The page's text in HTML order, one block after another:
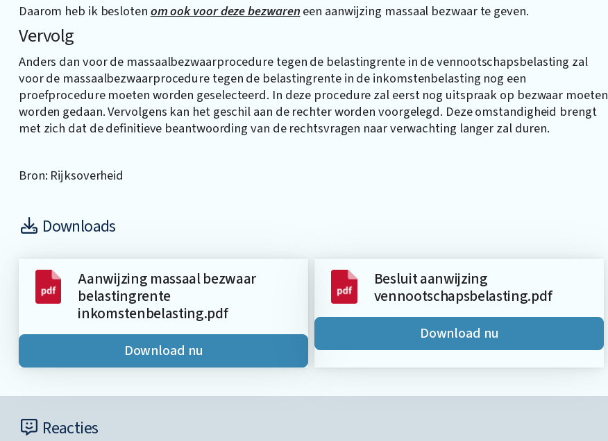
Daarom heb ik beslotenom ook voor deze bezwareneen aanwijzing massaal bezwaar te geven.
Vervolg
Anders dan voor de massaalbezwaarprocedure tegen de belastingrente in de vennootschapsbelasting zal
voor de massaalbezwaarprocedure tegen de belastingrente in de inkomstenbelasting nog een
proefprocedure moeten worden geselecteerd. In deze procedure zal eerst nog uitspraak op bezwaar moeten
worden gedaan. Vervolgens kan het geschil aan de rechter worden voorgelegd. Deze omstandigheid brengt
met zich dat de definitieve beantwoording van de rechtsvragen naar verwachting langer zal duren.
Bron: Rijksoverheid
Downloads
Aanwijzing massaal bezwaar
belastingrente
inkomstenbelasting.pdf
Download nu
Besluit aanwijzing
vennootschapsbelasting.pdf
Download nu
Reacties